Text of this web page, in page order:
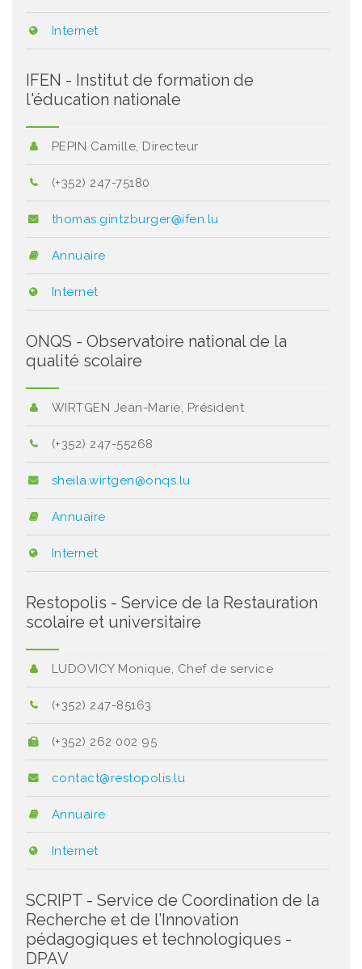
Internet
IFEN - Institut de formation de
l'éducation nationale
PEPIN Camille, Directeur
(+352) 247-75180
thomas.gintzburger@ifen.lu
Annuaire
Internet
ONQS - Observatoire national de la
qualité scolaire
WIRTGEN Jean-Marie, Président
(+352) 247-55268
sheila.wirtgen@onqs.lu
Annuaire
Internet
Restopolis - Service de la Restauration
scolaire et universitaire
LUDOVICY Monique, Chef de service
(+352) 247-85163
(+352) 262 002 95
contact@restopolis.lu
Annuaire
Internet
SCRIPT - Service de Coordination de la
Recherche et de l’Innovation
pédagogiques et technologiques -
DPAV